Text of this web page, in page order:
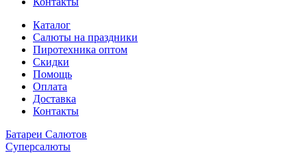
Каталог
Салюты на праздники
Пиротехника оптом
Скидки
Помощь
Оплата
Доставка
Контакты
Батареи Салютов
Суперсалюты